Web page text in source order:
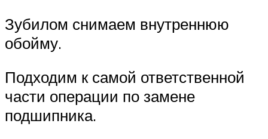
Зубилом снимаем внутреннюю
обойму.
Подходим к самой ответственной
части операции по замене
подшипника.